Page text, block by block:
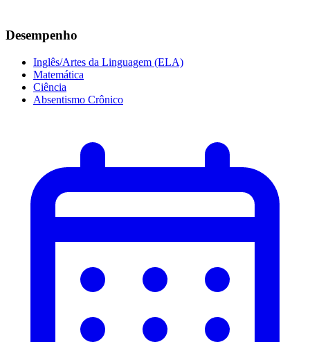
Desempenho
Inglês/Artes da Linguagem (ELA)
Matemática
Ciência
Absentismo Crônico